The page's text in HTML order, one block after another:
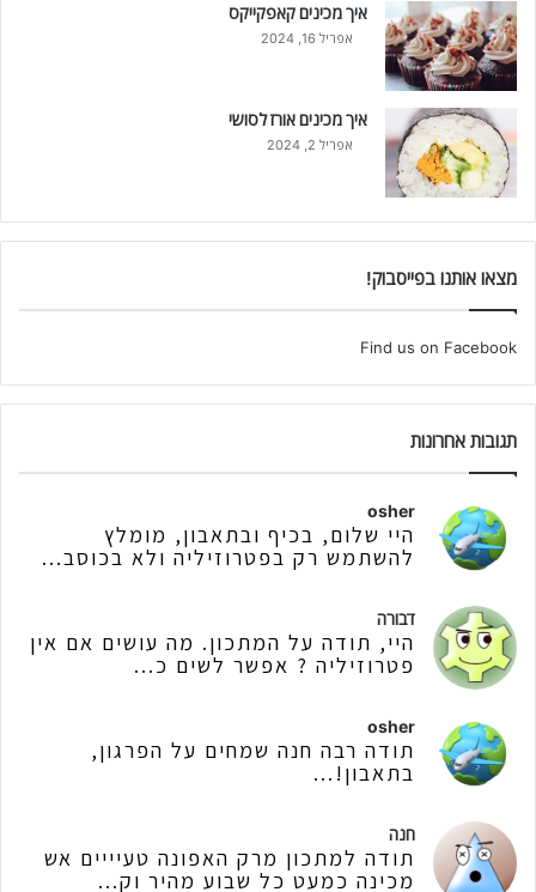
איך מכינים קאפקייקס
אפריל 16, 2024
איך מכינים אורז לסושי
אפריל 2, 2024
מצאו אותנו בפייסבוק!
Find us on Facebook
תגובות אחרונות
osher
היי שלום, בכיף ובתאבון, מומלץ
להשתמש רק בפטרוזיליה ולא בכוסב...
דבורה
היי, תודה על המתכון. מה עושים אם אין
פטרוזיליה ? אפשר לשים כ...
osher
תודה רבה חנה שמחים על הפרגון,
בתאבון!...
חנה
תודה למתכון מרק האפונה טעיייים אש
מכינה כמעט כל שבוע מהיר וק...